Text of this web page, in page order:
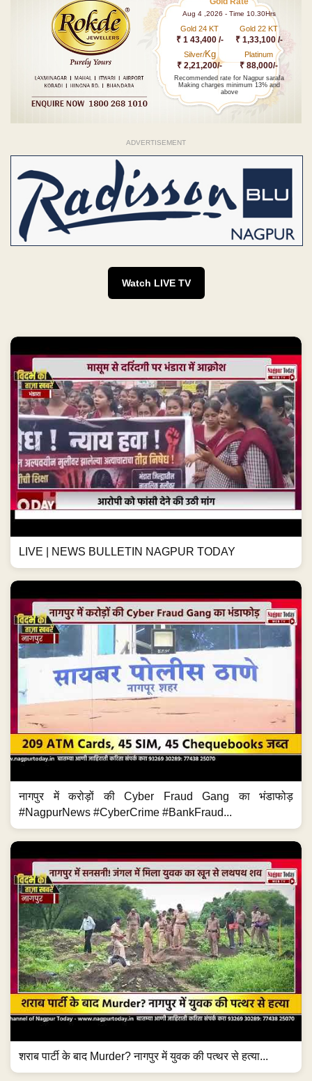
Aug 4 ,2026 - Time 10.30Hrs
Gold 24 KT
₹ 1 43,400 /-
Gold 22 KT
₹ 1,33,100 /-
Silver/Kg
₹ 2,21,200/-
Platinum
₹ 88,000/-
Recommended rate for Nagpur sarafa
Making charges minimum 13% and
above
ADVERTISEMENT
Watch LIVE TV
LIVE | NEWS BULLETIN NAGPUR TODAY
नागपुर में करोड़ों की Cyber Fraud Gang का भंडाफोड़
#NagpurNews #CyberCrime #BankFraud...
शराब पार्टी के बाद Murder? नागपुर में युवक की पत्थर से हत्या...